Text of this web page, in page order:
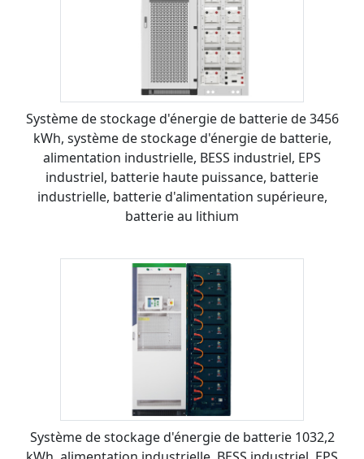
Système de stockage d'énergie de batterie de 3456
kWh, système de stockage d'énergie de batterie,
alimentation industrielle, BESS industriel, EPS
industriel, batterie haute puissance, batterie
industrielle, batterie d'alimentation supérieure,
batterie au lithium
Système de stockage d'énergie de batterie 1032,2